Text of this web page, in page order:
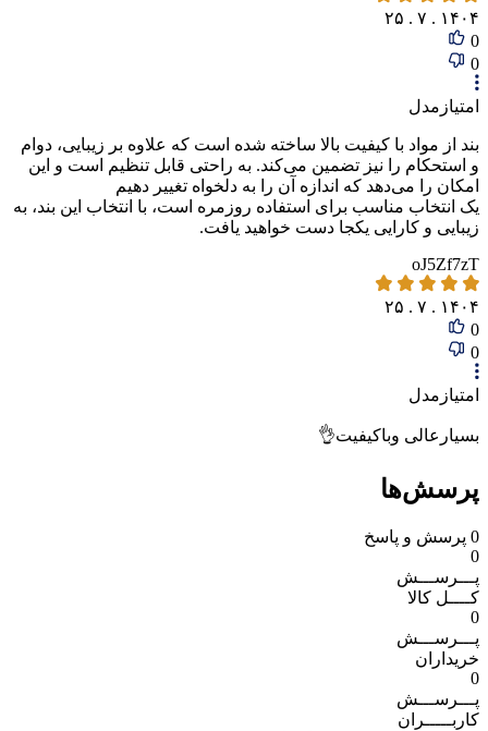
۱۴۰۴ . ۷ . ۲۵
0
0
امتیازمدل
بند از مواد با کیفیت بالا ساخته شده است که علاوه بر زیبایی، دوام
و استحکام را نیز تضمین می‌کند. به راحتی قابل تنظیم است و این
امکان را می‌دهد که اندازه آن را به دلخواه تغییر دهیم
یک انتخاب مناسب برای استفاده روزمره است، با انتخاب این بند، به
زیبایی و کارایی یکجا دست خواهید یافت.
oJ5Zf7zT
۱۴۰۴ . ۷ . ۲۵
0
0
امتیازمدل
بسیارعالی وباکیفیت👌
پرسش‌ها
0 پرسش و پاسخ
0
پـــرســـش
کــــل کالا
0
پـــرســـش
خریداران
0
پـــرســـش
کاربـــــران